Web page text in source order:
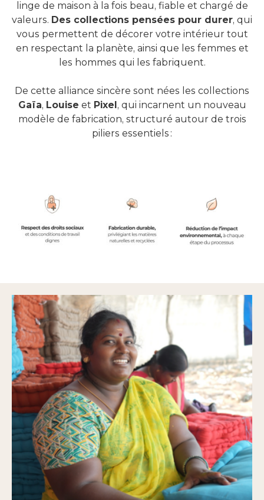
linge de maison à la fois beau, fiable et chargé de
valeurs. Des collections pensées pour durer, qui
vous permettent de décorer votre intérieur tout
en respectant la planète, ainsi que les femmes et
les hommes qui les fabriquent.
De cette alliance sincère sont nées les collections
Gaï​a, Louise et Pixel, qui incarnent un nouveau
modèle de fabrication, structuré autour de trois
piliers essentiels :